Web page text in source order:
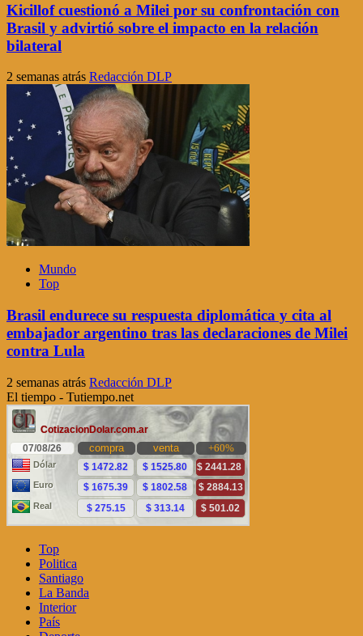
Kicillof cuestionó a Milei por su confrontación con
Brasil y advirtió sobre el impacto en la relación
bilateral
2 semanas atrás Redacción DLP
Mundo
Top
Brasil endurece su respuesta diplomática y cita al
embajador argentino tras las declaraciones de Milei
contra Lula
2 semanas atrás Redacción DLP
El tiempo - Tutiempo.net
Top
Politica
Santiago
La Banda
Interior
País